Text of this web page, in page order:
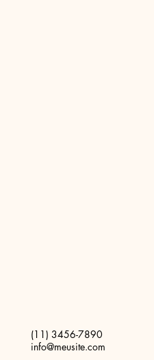
(11) 3456-7890
info@meusite.com